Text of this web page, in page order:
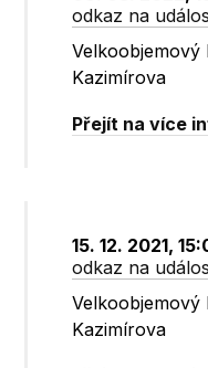
odkaz na
Kazimírova
Přejít na více
15. 12. 2021,
odkaz na
Kazimírova